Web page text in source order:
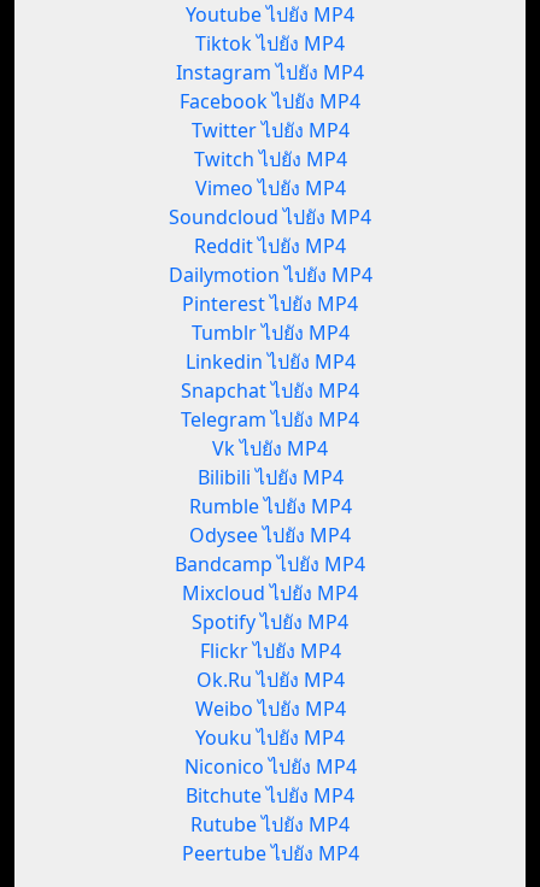
Youtube ไปยัง MP4
Tiktok ไปยัง MP4
Instagram ไปยัง MP4
Facebook ไปยัง MP4
Twitter ไปยัง MP4
Twitch ไปยัง MP4
Vimeo ไปยัง MP4
Soundcloud ไปยัง MP4
Reddit ไปยัง MP4
Dailymotion ไปยัง MP4
Pinterest ไปยัง MP4
Tumblr ไปยัง MP4
Linkedin ไปยัง MP4
Snapchat ไปยัง MP4
Telegram ไปยัง MP4
Vk ไปยัง MP4
Bilibili ไปยัง MP4
Rumble ไปยัง MP4
Odysee ไปยัง MP4
Bandcamp ไปยัง MP4
Mixcloud ไปยัง MP4
Spotify ไปยัง MP4
Flickr ไปยัง MP4
Ok.Ru ไปยัง MP4
Weibo ไปยัง MP4
Youku ไปยัง MP4
Niconico ไปยัง MP4
Bitchute ไปยัง MP4
Rutube ไปยัง MP4
Peertube ไปยัง MP4